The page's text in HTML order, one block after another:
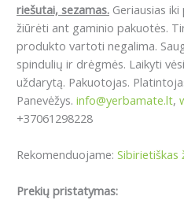
riešutai, sezamas. Geriausias
žiūrėti ant gaminio pakuotės.
produkto vartoti negalima.
spindulių ir drėgmės. Laikyti
uždarytą. Pakuotojas.
Panevėžys. info@yerbamate.lt,
+37061298228
Rekomenduojame: Sibirietiškas
Prekių pristatymas: